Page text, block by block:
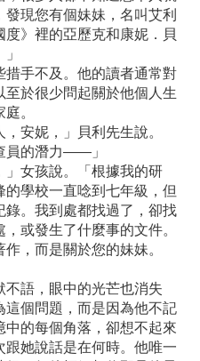
現您有個妹妹，名叫艾利
》裡的亞歷克和康妮．貝
手不及。他的讀者通常對
於很少問起關於他個人生
。
安妮，」貝利先生說。
員的潛力——」
女孩說。「根據我的研
學校一直唸到七年級，但
錄。我到處都找過了，卻找
或發生了什麼事的文件。
，而是關於您的妹妹。
語，眼中的光芒也消失
這個問題，而是因為他不記
的每個角落，卻想不起來
她說話是在何時。他唯一